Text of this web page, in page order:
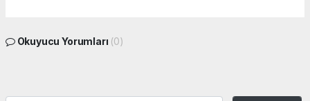
Okuyucu Yorumları (0)